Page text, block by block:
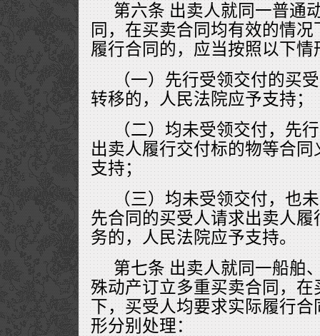
第六条 出卖人就同一普通
同，在买卖合同均有效的情
履行合同的，应当按照以下情
（一）先行受领交付的买
转移的，人民法院应予支持；
（二）均未受领交付，先
出卖人履行交付标的物等合
支持；
（三）均未受领交付，也
先合同的买受人请求出卖人
务的，人民法院应予支持。
第七条 出卖人就同一船舶
殊动产订立多重买卖合同，
下，买受人均要求实际履行
形分别处理：